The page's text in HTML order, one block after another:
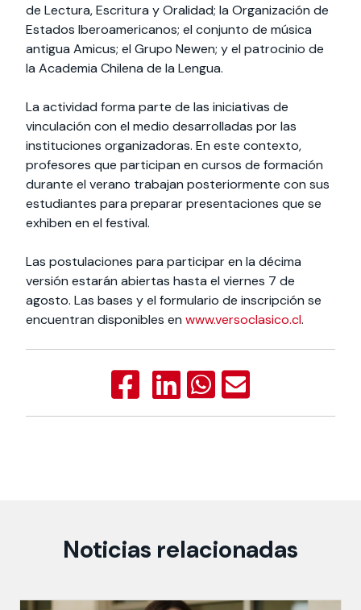
de Lectura, Escritura y Oralidad; la Organización de
Estados Iberoamericanos; el conjunto de música
antigua Amicus; el Grupo Newen; y el patrocinio de
la Academia Chilena de la Lengua.
La actividad forma parte de las iniciativas de
vinculación con el medio desarrolladas por las
instituciones organizadoras. En este contexto,
profesores que participan en cursos de formación
durante el verano trabajan posteriormente con sus
estudiantes para preparar presentaciones que se
exhiben en el festival.
Las postulaciones para participar en la décima
versión estarán abiertas hasta el viernes 7 de
agosto. Las bases y el formulario de inscripción se
encuentran disponibles en www.versoclasico.cl.
Noticias relacionadas